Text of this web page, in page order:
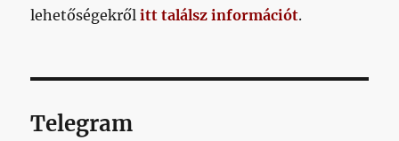
lehetőségekrőlitt találsz információt.
Telegram